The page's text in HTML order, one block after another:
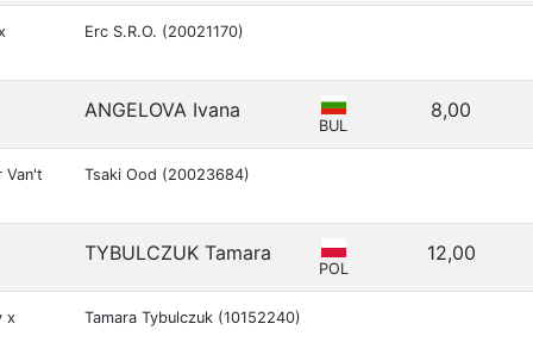
Erc S.R.O. (20021170)
ANGELOVA Ivana
BUL
8,00
Van't Tsaki Ood (20023684)
TYBULCZUK Tamara
POL
12,00
x Tamara Tybulczuk (10152240)